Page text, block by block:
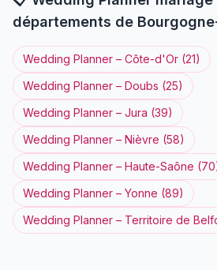
départements de
Wedding Planner – Côte-d'Or (21)
Wedding Planner – Doubs (25)
Wedding Planner – Jura (39)
Wedding Planner – Nièvre (58)
Wedding Planner – Haute-Saône (70
Wedding Planner – Yonne (89)
Wedding Planner – Territoire de